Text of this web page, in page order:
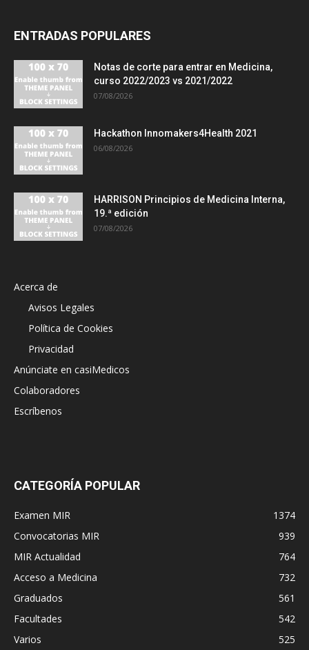
ENTRADAS POPULARES
Notas de corte para entrar en Medicina,
curso 2022/2023 vs 2021/2022
07/08/2026
Hackathon Innomakers4Health 2021
06/08/2026
HARRISON Principios de Medicina Interna,
19.ª edición
07/08/2026
Acerca de
Avisos Legales
Política de Cookies
Privacidad
Anúnciate en casiMedicos
Colaboradores
Escríbenos
CATEGORÍA POPULAR
Examen MIR
1374
Convocatorias MIR
939
MIR Actualidad
764
Acceso a Medicina
732
Graduados
561
Facultades
542
Varios
525